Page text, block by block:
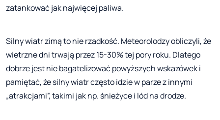
zatankować jak najwięcej paliwa.
Silny wiatr zimą to nie rzadkość. Meteorolodzy obliczyli, że
wietrzne dni trwają przez 15-30% tej pory roku. Dlatego
dobrze jest nie bagatelizować powyższych wskazówek i
pamiętać, że silny wiatr często idzie w parze z innymi
„atrakcjami”, takimi jak np. śnieżyce i lód na drodze.